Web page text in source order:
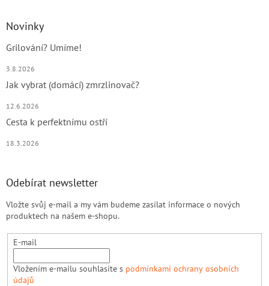
Novinky
Grilování? Umíme!
3.8.2026
Jak vybrat (domácí) zmrzlinovač?
12.6.2026
Cesta k perfektnímu ostří
18.3.2026
Odebírat newsletter
Vložte svůj e-mail a my vám budeme zasílat informace o nových
produktech na našem e-shopu.
E-mail
Vložením e-mailu souhlasíte s podmínkami ochrany osobních
údajů